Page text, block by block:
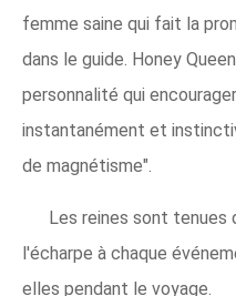
femme saine qui fait la
dans le guide. Honey
personnalité qui
instantanément et
de magnétisme".
Les reines sont tenues
l'écharpe à chaque
elles pendant le voyage.